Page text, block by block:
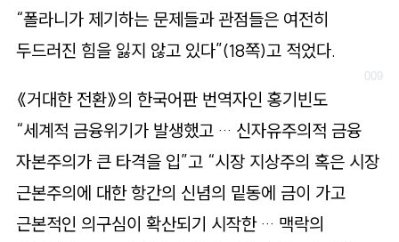
“폴라니가 제기하는 문제들과 관점들은 여전히
두드러진 힘을 잃지 않고 있다”(18쪽)고 적었다.
《거대한 전환》의 한국어판 번역자인 홍기빈도
“세계적 금융위기가 발생했고 … 신자유주의적 금융
자본주의가 큰 타격을 입”고 “시장 지상주의 혹은 시장
근본주의에 대한 항간의 신념의 밑동에 금이 가고
근본적인 의구심이 확산되기 시작한 … 맥락의